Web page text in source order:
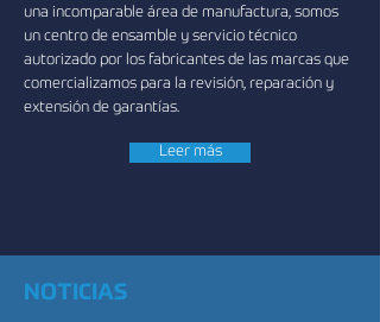
una incomparable área de manufactura, somos
un centro de ensamble y servicio técnico
autorizado por los fabricantes de las marcas que
comercializamos para la revisión, reparación y
extensión de garantías.
Leer más
NOTICIAS